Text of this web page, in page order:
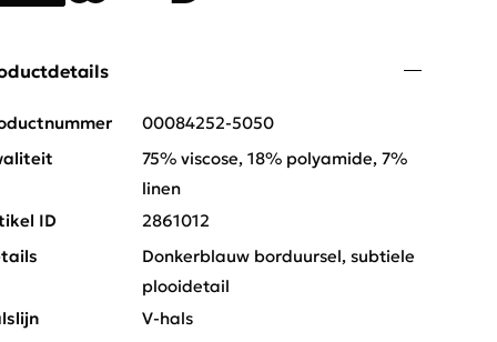
00084252-5050
75% viscose, 18% polyamide, 7%
linen
ID
2861012
Donkerblauw borduursel, subtiele
plooidetail
V-hals